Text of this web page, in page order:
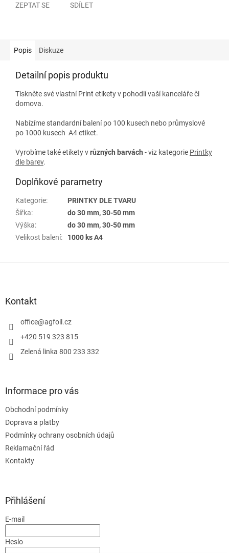
ZEPTAT SE SDÍLET
Popis Diskuze
Detailní popis produktu
Tiskněte své vlastní Print etikety v pohodlí vaší kanceláře či
domova.
Nabízíme standardní balení po 100 kusech nebo průmyslové
po 1000 kusech A4 etiket.
Vyrobíme také etikety vrůzných barvách - viz kategorie Printky
dle barev.
Doplňkové parametry
Kategorie:
PRINTKY DLE TVARU
Šířka:
do 30 mm, 30-50 mm
Výška:
do 30 mm, 30-50 mm
Velikost balení: 1000 ks A4
Kontakt
office@agfoil.cz
+420 519 323 815
Zelená linka 800 233 332
Informace pro vás
Obchodní podmínky
Doprava a platby
Podmínky ochrany osobních údajů
Reklamační řád
Kontakty
Přihlášení
E-mail
Heslo